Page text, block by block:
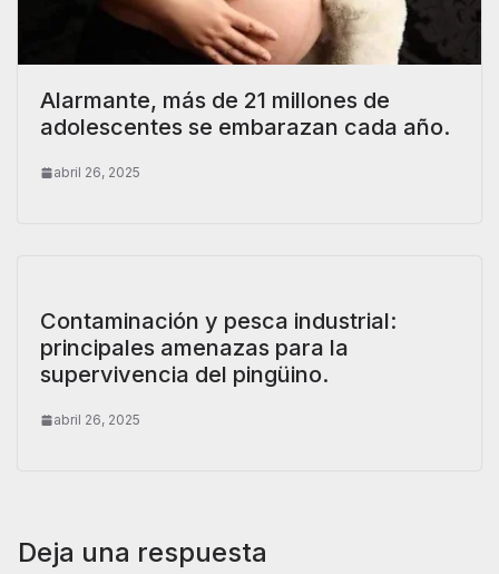
Alarmante, más de 21 millones de
adolescentes se embarazan cada año.
abril 26, 2025
Contaminación y pesca industrial:
principales amenazas para la
supervivencia del pingüino.
abril 26, 2025
Deja una respuesta